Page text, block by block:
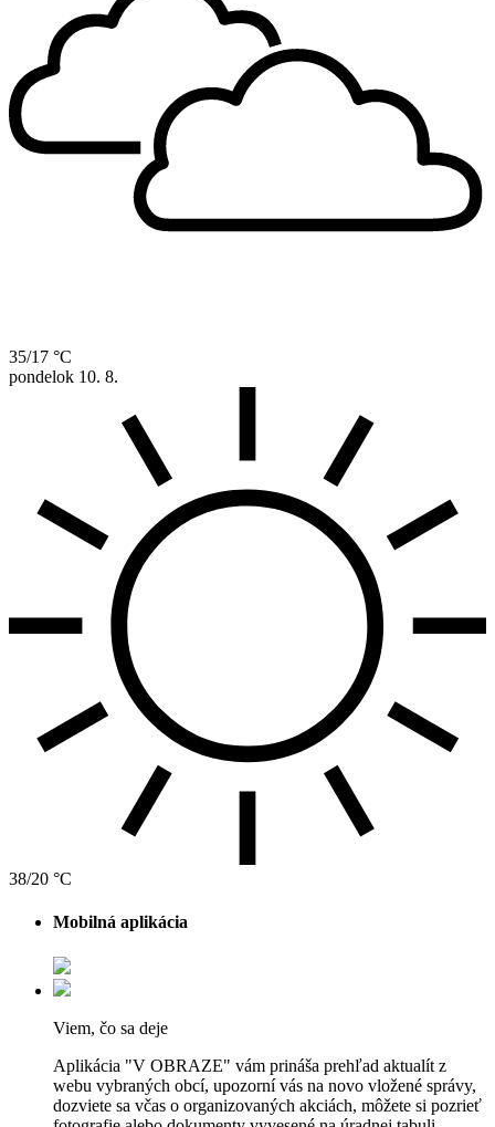
35/17 °C
pondelok 10. 8.
38/20 °C
Mobilná aplikácia
Viem, čo sa deje
Aplikácia "V OBRAZE" vám prináša prehľad aktualít z
webu vybraných obcí, upozorní vás na novo vložené správy,
dozviete sa včas o organizovaných akciách, môžete si pozrieť